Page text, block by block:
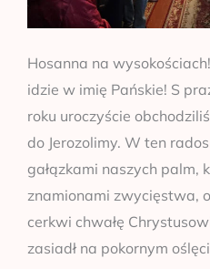
Hosanna na
idzie w imię Pańskie! S
roku uroczyście
do Jerozolimy. W ten
gałązkami naszych palm,
znamionami zwycięstwa,
cerkwi chwałę
zasiadł na pokornym